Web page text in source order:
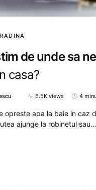
de unde sa
casa?
6.5K views 4
opreste apa la baie in caz
ajunge la robinetul sau…